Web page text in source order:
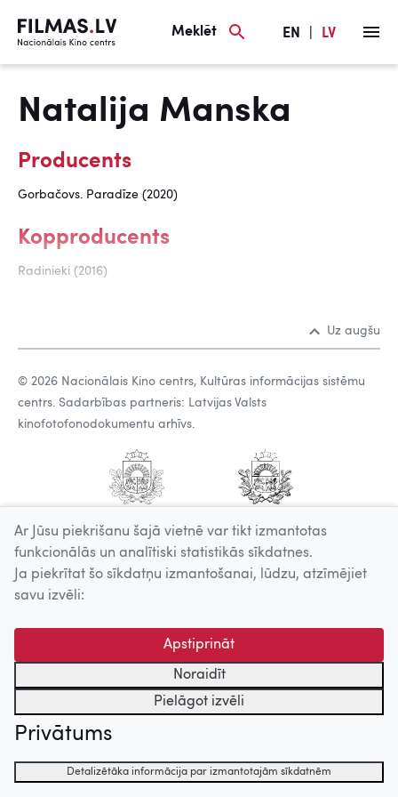
Meklēt EN LV
Natalija Manska
Producents
Gorbačovs. Paradīze (2020)
Kopproducents
Radinieki (2016)
Uz augšu
© 2026 Nacionālais Kino centrs, Kultūras informācijas sistēmu
centrs. Sadarbības partneris: Latvijas Valsts
kinofotofonodokumentu arhīvs.
Ar Jūsu piekrišanu šajā vietnē var tikt izmantotas
funkcionālās un analītiski statistikās sīkdatnes.
Ja piekrītat šo sīkdatņu izmantošanai, lūdzu, atzīmējiet
savu izvēli:
Apstiprināt
Noraidīt
Pielāgot izvēli
Privātums
Detalizētāka informācija par izmantotajām sīkdatnēm